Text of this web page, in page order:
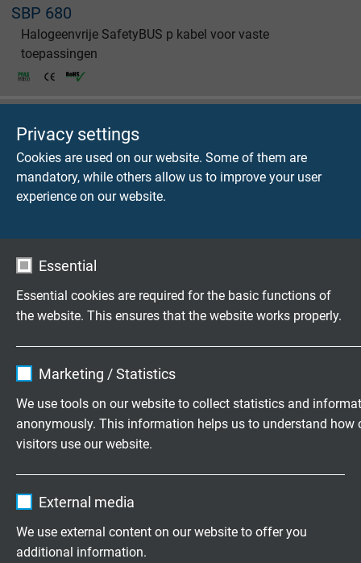
Privacy settings
Cookies are used on our website. Some of them are
mandatory, while others allow us to improve your user
experience on our website.
Essential
Essential cookies are required for the basic functions of
the website. This ensures that the website works properly.
Expire 1 year
Purpose
Marketing / Statistics
We use tools on our website to collect statistics and
anonymously. This information helps us to understand how
visitors use our website.
Expire 2 years
External media
We use external content on our website to offer you
additional information.
SBP 680
Halogeenvrije SafetyBUS p kabel voor vaste
toepassingen
S SBP 684 Move
SafetyBUS p kabel voor flexibele toepassingen
Vragen over onze producten?
Flexibele speciaalkabels op maat
ontwikkeld
Familiebedrijf sinds 1947
+31 (0)497 575 201
Mo.-Fr. 8:15–17:00 h